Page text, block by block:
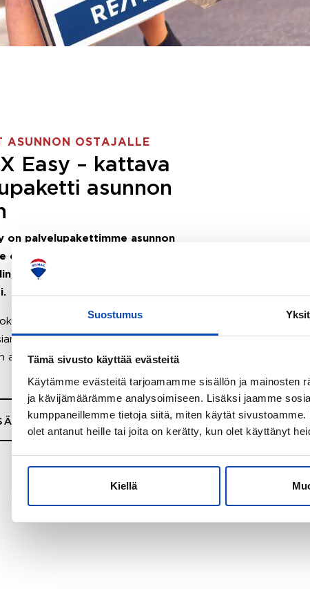
Suostumus
Tämä sivusto käyttää evästeitä
Käytämme evästeitä tarjoamamme sisällön ja mainosten
ja kävijämäärämme analysoimiseen. Lisäksi jaamme
kumppaneillemme tietoja siitä, miten käytät
olet antanut heille tai joita on kerätty, kun olet käyttänyt
Kiellä
ASUNNON OSTAJALLE
Easy – kattava
asunnon
on palvelupakettimme asunnon
ostotoimeksianto ja etsimme juuri sinulle
eikä sinun tarvitse nähdä vaivaa sen
ostoprosessin puolestasi.
sopii myös esimerkiksi sijoitus-
asuntojen ostoon.